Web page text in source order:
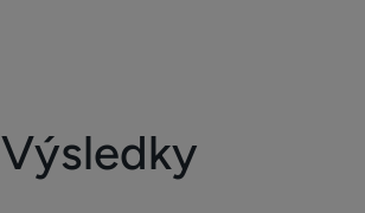
Výsledky